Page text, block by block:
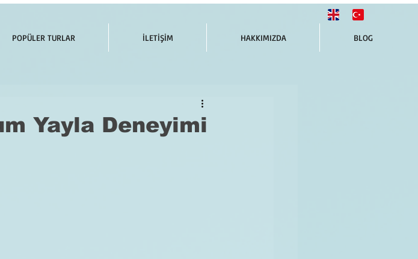
POPÜLER TURLAR İLETİŞİM HAKKIMIZDA BLOG
Yayla Deneyimi